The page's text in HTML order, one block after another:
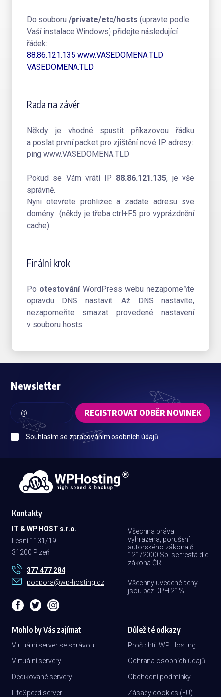
Do souboru /private/etc/hosts (upravte podle
Vaší instalace Windows) přidejte následující
řádek:
88.86.121.135 www.VASEDOMENA.TLD
VASEDOMENA.TLD
Rada na závěr
Někdy je vhodné spustit příkazovou řádku
a poslat první packet pro zjištění nové IP adresy:
ping www.VASEDOMENA.TLD
Pokud se Vám vrátí IP 88.86.121.135, je vše
správně.
Nyní otevřete prohlížeč a zadáte adresu své
domény (někdy je třeba ctrl+F5 pro vyprázdnění
cache).
Finální krok
Po otestováníWordPress webu nezapomeňte
opravdu DNS nastavit. Až DNS nastavíte,
nezapomeňte smazat provedené nastavení
v souboru hosts.
Newsletter
REGISTROVAT ODBĚR NOVINEK
Souhlasím se zpracováním osobních údajů
Všechna práva
vyhrazena, porušení
autorského zákona č.
121/2000 Sb. se trestá dle
zákona ČR.
Všechny uvedené ceny
jsou bez DPH 21%
Kontakty
IT & WP HOST s.r.o.
Lesní 1131/19
31200 Plzeň
377 477 284
podpora@wp-hosting.cz
Mohlo by Vás zajímat
Virtuální server se správou
Virtuální servery
Dedikované servery
LiteSpeed server
Důležité odkazy
Proč chtít WP Hosting
Ochrana osobních údajů
Obchodní podmínky
Zásady cookies (EU)